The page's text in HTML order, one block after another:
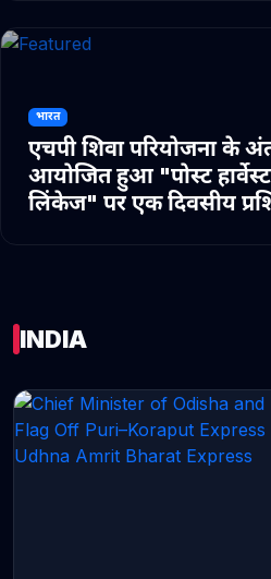
भारत
एचपी शिवा परियोजना के
आयोजित हुआ "पोस्ट
लिंकेज" पर एक दिवसीय
INDIA